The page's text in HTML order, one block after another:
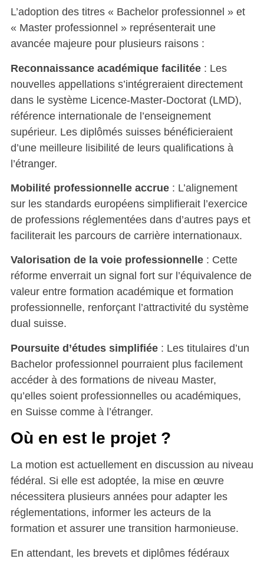
L’adoption des titres « Bachelor professionnel » et
« Master professionnel » représenterait une
avancée majeure pour plusieurs raisons :
Reconnaissance académique facilitée: Les
nouvelles appellations s’intégreraient directement
dans le système Licence-Master-Doctorat (LMD),
référence internationale de l’enseignement
supérieur. Les diplômés suisses bénéficieraient
d’une meilleure lisibilité de leurs qualifications à
l’étranger.
Mobilité professionnelle accrue: L’alignement
sur les standards européens simplifierait l’exercice
de professions réglementées dans d’autres pays et
faciliterait les parcours de carrière internationaux.
Valorisation de la voie professionnelle: Cette
réforme enverrait un signal fort sur l’équivalence de
valeur entre formation académique et formation
professionnelle, renforçant l’attractivité du système
dual suisse.
Poursuite d’études simplifiée: Les titulaires d’un
Bachelor professionnel pourraient plus facilement
accéder à des formations de niveau Master,
qu’elles soient professionnelles ou académiques,
en Suisse comme à l’étranger.
Où en est le projet ?
La motion est actuellement en discussion au niveau
fédéral. Si elle est adoptée, la mise en œuvre
nécessitera plusieurs années pour adapter les
réglementations, informer les acteurs de la
formation et assurer une transition harmonieuse.
En attendant, les brevets et diplômes fédéraux